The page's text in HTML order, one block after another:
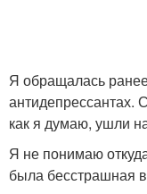
Я обращалась
антидепрессантах.
как я думаю, ушли
Я не понимаю
была бесстрашная